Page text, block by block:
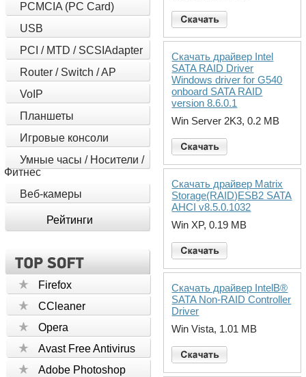
PCMCIA (PC Card)
USB
PCI / MTD / SCSIAdapter
Router / Switch / AP
VoIP
Планшеты
Игровые консоли
Умные часы / Носители /
Фитнес
Веб-камеры
Рейтинги
Firefox
CCleaner
Opera
Avast Free Antivirus
Adobe Photoshop
Скачать драйвер Intel
SATA RAID Driver
Windows driver for G540
onboard SATA RAID
version 8.6.0.1
Win Server 2K3, 0.2 MB
Скачать драйвер Matrix
Storage(RAID)ESB2 SATA
AHCI v8.5.0.1032
Win XP, 0.19 MB
Скачать драйвер IntelВ®
SATA Non-RAID Controller
Driver
Win Vista, 1.01 MB